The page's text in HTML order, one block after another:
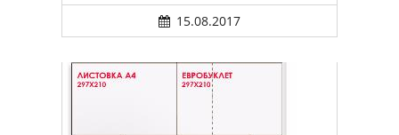
15.08.2017